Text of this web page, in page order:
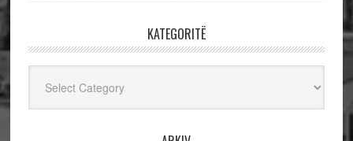
KATEGORITË